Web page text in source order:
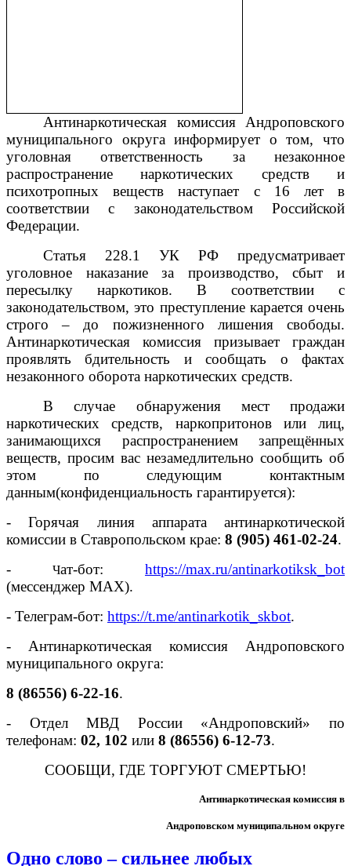
Антинаркотическая комиссия Андроповского
муниципального округа информирует о том, что
уголовная ответственность за незаконное
распространение наркотических средств и
психотропных веществ наступает с 16 лет в
соответствии с законодательством Российской
Федерации.
Статья 228.1 УК РФ предусматривает
уголовное наказание за производство, сбыт и
пересылку наркотиков. В соответствии с
законодательством, это преступление карается очень
строго – до пожизненного лишения свободы.
Антинаркотическая комиссия призывает граждан
проявлять бдительность и сообщать о фактах
незаконного оборота наркотических средств.
В случае обнаружения мест продажи
наркотических средств, наркопритонов или лиц,
занимающихся распространением запрещённых
веществ, просим вас незамедлительно сообщить об
этом по следующим контактным
данным(конфиденциальность гарантируется):
- Горячая линия аппарата антинаркотической
комиссии в Ставропольском крае: 8 (905) 461-02-24.
- Чат-бот: https://max.ru/antinarkotiksk_bot
(мессенджер MAX).
- Телеграм-бот: https://t.me/antinarkotik_skbot.
- Антинаркотическая комиссия Андроповского
муниципального округа:
8 (86556) 6-22-16.
- Отдел МВД России «Андроповский» по
телефонам: 02, 102 или 8 (86556) 6-12-73.
СООБЩИ, ГДЕ ТОРГУЮТ СМЕРТЬЮ!
Антинаркотическая комиссия в
Андроповском муниципальном округе
Одно слово – сильнее любых